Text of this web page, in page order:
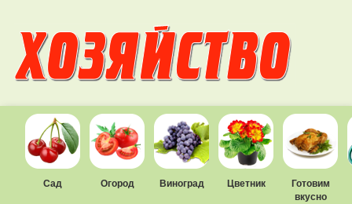
Сад Огород Виноград Цветник
Готовим
вкусно